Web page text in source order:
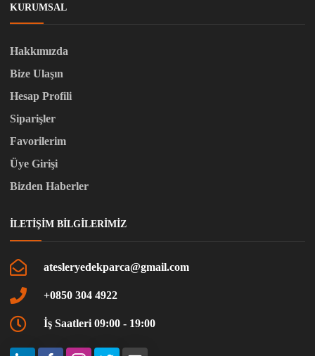
KURUMSAL
Hakkımızda
Bize Ulaşın
Hesap Profili
Siparişler
Favorilerim
Üye Girişi
Bizden Haberler
İLETIŞIM BILGILERIMIZ
atesleryedekparca@gmail.com
+0850 304 4922
İş Saatleri 09:00 - 19:00